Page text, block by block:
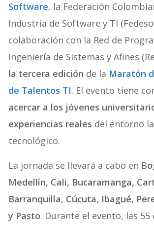
Software, la Federación
Industria de Software y TI
colaboración con la Red de
Ingeniería de Sistemas y Afines
la tercera edición de la Maratón
de Talentos TI. El evento tiene
acercar a los jóvenes
experiencias reales del entorno
tecnológico.
La jornada se llevará a cabo en B
Medellín, Cali, Bucaramanga,
Barranquilla, Cúcuta, Ibagué,
y Pasto. Durante el evento, las 55